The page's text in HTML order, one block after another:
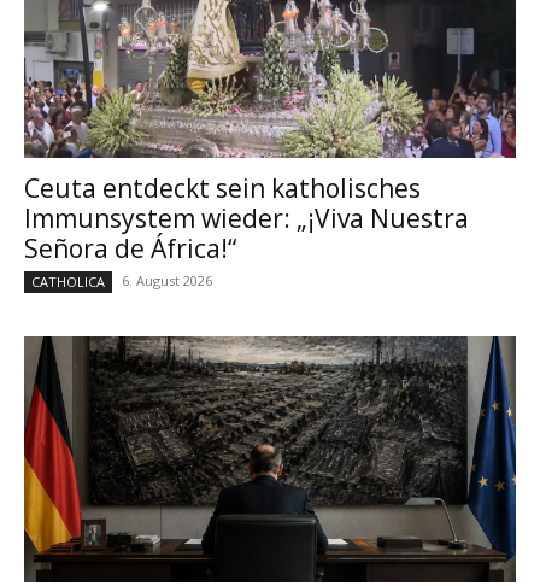
Ceuta entdeckt sein katholisches
Immunsystem wieder: „¡Viva Nuestra
Señora de África!“
CATHOLICA 6. August 2026